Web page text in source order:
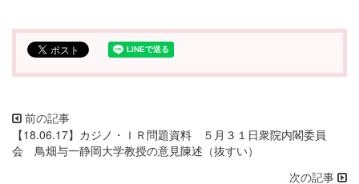
【18.06.17】カジノ・ＩＲ問題資料 ５月３１日衆院内閣委員
会 鳥畑与一静岡大学教授の意見陳述（抜すい）